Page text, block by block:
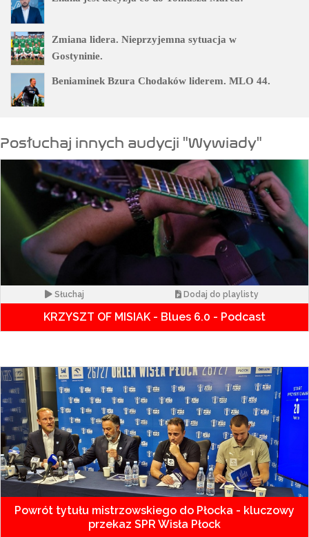
Zmiana lidera. Nieprzyjemna sytuacja w
Gostyninie.
Beniaminek Bzura Chodaków liderem. MLO 44.
Posłuchaj innych audycji "Wywiady"
Słuchaj Dodaj do playlisty
KRZYSZT OF MISIAK - Blues 6.0 - Podcast
Powrót tytułu mistrzowskiego do Płocka - kluczowy
przekaz SPR Wisła Płock